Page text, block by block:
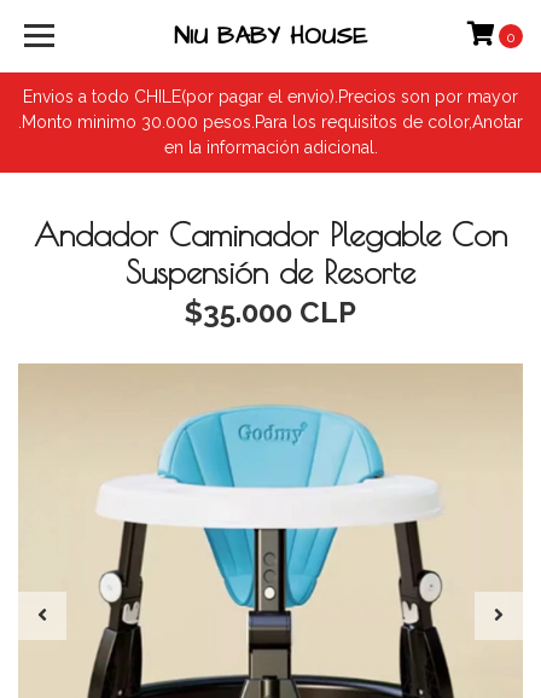
Envios a todo CHILE(por pagar el envio).Precios son por mayor
.Monto minimo 30.000 pesos.Para los requisitos de color,Anotar
en la información adicional.
NIU BABY HOUSE 0
Andador Caminador Plegable Con
Suspensión de Resorte
$35.000 CLP